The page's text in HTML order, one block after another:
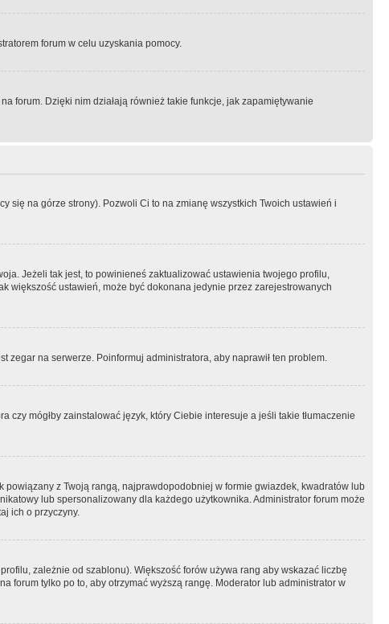
forum w celu uzyskania pomocy.
forum. Dzięki nim działają również takie funkcje, jak zapamiętywanie
się na górze strony). Pozwoli Ci to na zmianę wszystkich Twoich ustawień i
Jeżeli tak jest, to powinieneś zaktualizować ustawienia twojego profilu,
większość ustawień, może być dokonana jedynie przez zarejestrowanych
na serwerze. Poinformuj administratora, aby naprawił ten problem.
czy mógłby zainstalować język, który Ciebie interesuje a jeśli takie tłumaczenie
z Twoją rangą, najprawdopodobniej w formie gwiazdek, kwadratów lub
lub spersonalizowany dla każdego użytkownika. Administrator forum może
ich o przyczyny.
zależnie od szablonu). Większość forów używa rang aby wskazać liczbę
forum tylko po to, aby otrzymać wyższą rangę. Moderator lub administrator w